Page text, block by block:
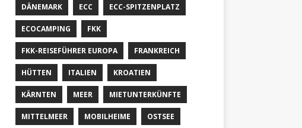
DÄNEMARK ECC ECC-SPITZENPLATZ
ECOCAMPING FKK
FKK-REISEFÜHRER EUROPA FRANKREICH
HÜTTEN ITALIEN KROATIEN
KÄRNTEN MEER MIETUNTERKÜNFTE
MITTELMEER MOBILHEIME OSTSEE